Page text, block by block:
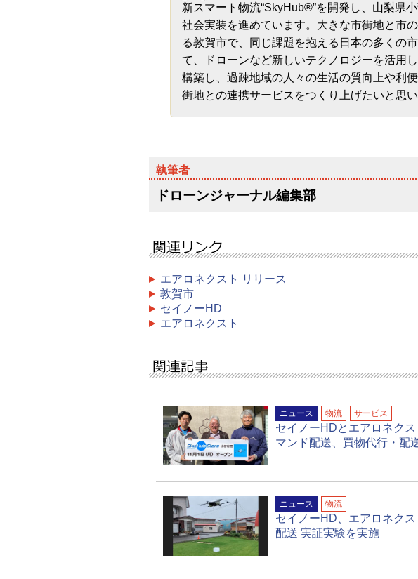
新スマート物流“SkyHub®”を開発し、山梨県
社会実装を進めています。大きな市街地と市
る敦賀市で、同じ課題を抱える日本の多くの
て、ドローンなど新しいテクノロジーを活用
構築し、過疎地域の人々の生活の質向上や利
街地との連携サービスをつくり上げたいと思い
ドローンジャーナル編集部
エアロネクスト リリース
敦賀市
セイノーHD
エアロネクスト
ニュース 物流 サービス
セイノーHDとエアロネク
マンド配送、買物代行・配
ニュース 物流
セイノーHD、エアロネク
配送 実証実験を実施